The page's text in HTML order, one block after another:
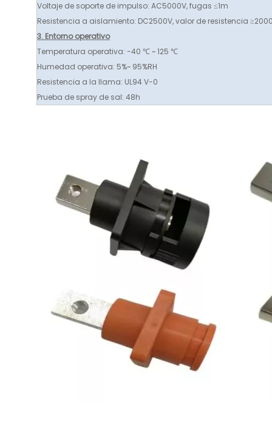
Voltaje de soporte de impulso: AC5000V, fugas ≤1m
Resistencia a aislamiento: DC2500V, valor de resistencia
3. Entorno operativo
Temperatura operativa: -40 ℃ ~ 125 ℃
Humedad operativa: 5%~ 95%RH
Resistencia a la llama: UL94 V-0
Prueba de spray de sal: 48h